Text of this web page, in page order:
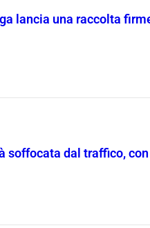
lancia una raccolta
dal traffico,